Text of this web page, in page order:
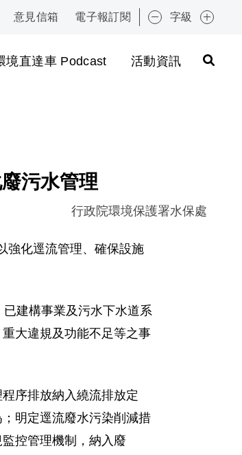
意見信箱 電子報訂閱 字級
境直達車 Podcast 活動資訊
:::
污水管理
行政院環境保護署水保處
強化逕流管理、確保設施
建構事業及污水下水道系
大違規及功能不足等之事
序排放納入繞流排放定
明定逕流廢水污染削減措
控管理機制，納入廢